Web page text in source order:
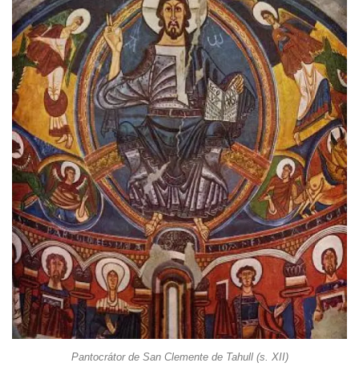
Pantocrátor de San Clemente de Tahull (s. XII)